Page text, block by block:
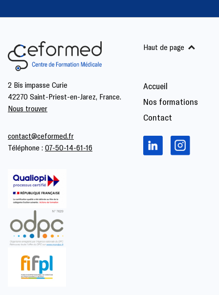
2 Bis impasse Curie
42270 Saint-Priest-en-Jarez, France.
Nous trouver
Accueil
Nos formations
Contact
Haut de page
contact@ceformed.fr
Téléphone : 07-50-14-61-16